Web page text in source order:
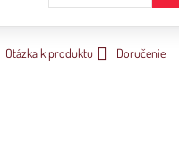
Otázka k produktu Doručenie